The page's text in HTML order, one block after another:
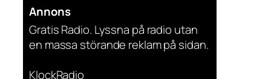
Annons
Gratis Radio. Lyssna på radio utan
en massa störande reklam på sidan.
KlockRadio